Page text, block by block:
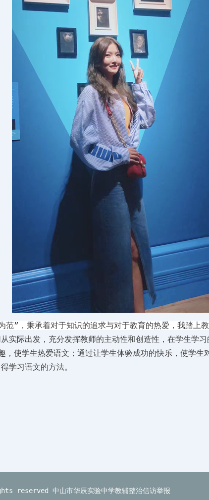
范”，秉承着对于知识的追求与对于教育的热爱，我踏上
实际出发，充分发挥教师的主动性和创造性，在学生学
，使学生热爱语文；通过让学生体验成功的快乐，使学生
学习语文的方法。
reserved 中山市华辰实验中学教辅整治信访举报